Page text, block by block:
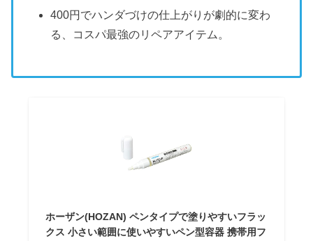
400円でハンダづけの仕上がりが劇的に変わ
る、コスパ最強のリペアアイテム。
ホーザン(HOZAN) ペンタイプで塗りやすいフラッ
クス 小さい範囲に使いやすいペン型容器 携帯用フ